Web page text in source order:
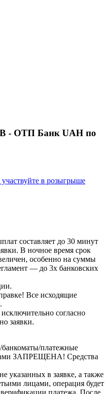
- ОТП Банк UAH по
в розыгрыше
составляет до 30 минут
В ночное время срок
особенно на суммы
— до 3х банковских
Все исходящие
согласно
заявки.
банкоматы/платежные
ЗАПРЕЩЕНА! Средства
указанных в заявке, а также
лицами, операция будет